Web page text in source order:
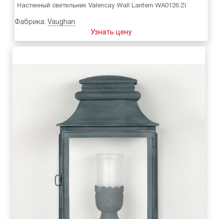
Настенный светильник Valencay Wall Lantern WA0126.ZI
Фабрика: Vaughan
Узнать цену